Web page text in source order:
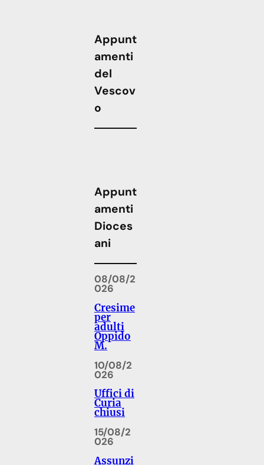
Appunt
amenti
del
Vescov
o
Appunt
amenti
Dioces
ani
08/08/2
026
Cresime
per
adulti
Oppido
M.
10/08/2
026
Uffici di
Curia
chiusi
15/08/2
026
Assunzi